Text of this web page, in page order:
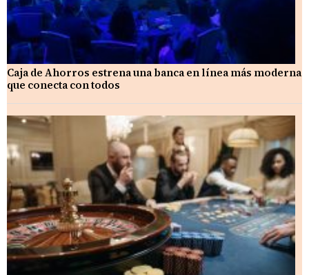
Caja de Ahorros estrena una banca en línea más moderna
que conecta con todos